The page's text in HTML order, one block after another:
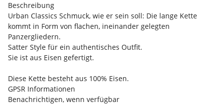
Beschreibung
Urban Classics Schmuck, wie er sein soll: Die lange Kette
kommt in Form von flachen, ineinander gelegten
Panzergliedern.
Satter Style für ein authentisches Outfit.
Sie ist aus Eisen gefertigt.
Diese Kette besteht aus 100% Eisen.
GPSR Informationen
Benachrichtigen, wenn verfügbar